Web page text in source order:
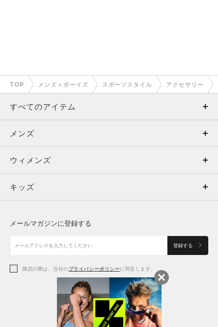
TOP メンズ＋ボーイズ スポーツスタイル アクセサリー
すべてのアイテム
メンズ
ウィメンズ
キッズ
アクセサリー
メンズ
トップス
ボトムス
アクセサリー
ウィメンズ
トップス
シューズ
アクセサリー
レギンス＆タイツ
キッズ
シューズ
メールマガジンに登録する
登録する
購読の際は、当社のプライバシーポリシーに同意します。